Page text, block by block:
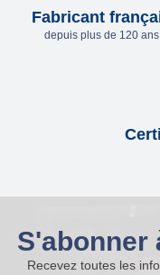
Fabricant
depuis plus de 120 ans
S'abonner
Recevez toutes les